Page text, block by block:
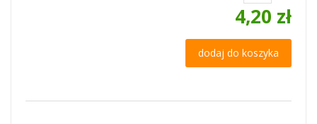
4,20 zł
dodaj do koszyka